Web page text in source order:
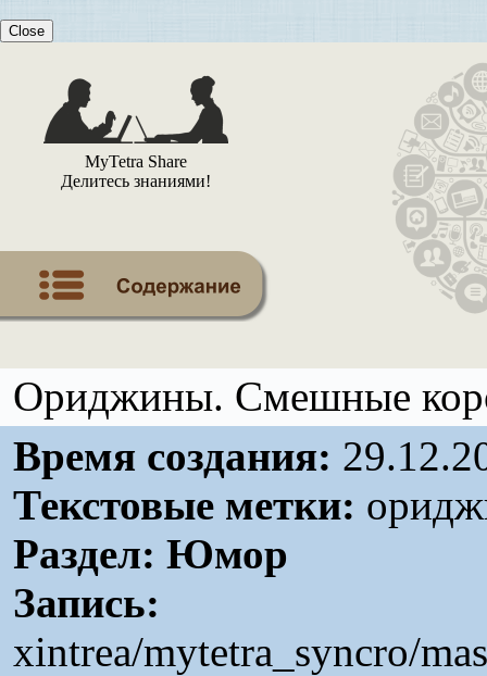
Close
MyTetra Share
Делитесь знаниями!
Ориджины. Смешные
Время создания:
Текстовые метки:
Раздел: Юмор
Запись:
xintrea/mytetra_syncro/